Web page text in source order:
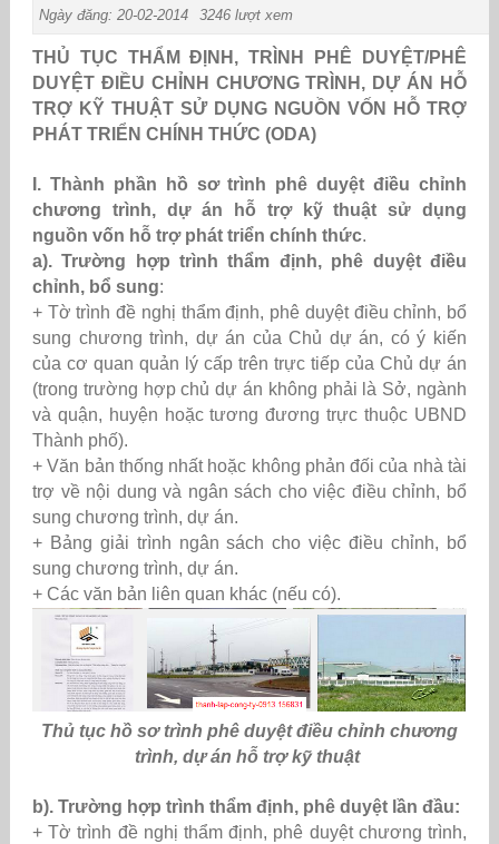
Ngày đăng: 20-02-2014 3246 lượt xem
THỦ TỤC THẨM ĐỊNH, TRÌNH PHÊ DUYỆT/PHÊ
DUYỆT ĐIỀU CHỈNH CHƯƠNG TRÌNH, DỰ ÁN HỖ
TRỢ KỸ THUẬT SỬ DỤNG NGUỒN VỐN HỖ TRỢ
PHÁT TRIỂN CHÍNH THỨC (ODA)
I. Thành phần hồ sơ trình phê duyệt điều chỉnh
chương trình, dự án hỗ trợ kỹ thuật sử dụng
nguồn vốn hỗ trợ phát triển chính thức.
a). Trường hợp trình thẩm định, phê duyệt điều
chỉnh, bổ sung:
+ Tờ trình đề nghị thẩm định, phê duyệt điều chỉnh, bổ
sung chương trình, dự án của Chủ dự án, có ý kiến
của cơ quan quản lý cấp trên trực tiếp của Chủ dự án
(trong trường hợp chủ dự án không phải là Sở, ngành
và quận, huyện hoặc tương đương trực thuộc UBND
Thành phố).
+ Văn bản thống nhất hoặc không phản đối của nhà tài
trợ về nội dung và ngân sách cho việc điều chỉnh, bổ
sung chương trình, dự án.
+ Bảng giải trình ngân sách cho việc điều chỉnh, bổ
sung chương trình, dự án.
+ Các văn bản liên quan khác (nếu có).
Thủ tục hồ sơ trình phê duyệt điều chỉnh chương
trình, dự án hỗ trợ kỹ thuật
b). Trường hợp trình thẩm định, phê duyệt lần đầu:
+ Tờ trình đề nghị thẩm định, phê duyệt chương trình,